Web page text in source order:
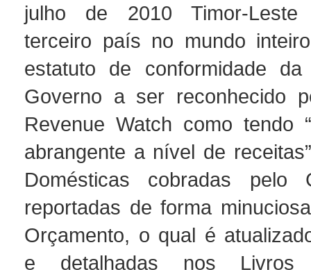
julho de 2010 Timor-
terceiro país no mundo
estatuto de conformidade
Governo a ser reconhecido
Revenue Watch como tendo
abrangente a nível de
Domésticas cobradas pelo
reportadas de forma
Orçamento, o qual é
e detalhadas nos Livros